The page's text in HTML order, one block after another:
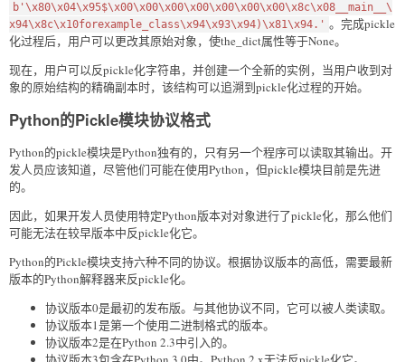
b'\x80\x04\x95$\x00\x00\x00\x00\x00\x00\x00\x8c\x08__main__\
x94\x8c\x10forexample_class\x94\x93\x94)\x81\x94.' 。完成pickle
化过程后，用户可以更改其原始对象，使the_dict属性等于None。
现在，用户可以反pickle化字符串，并创建一个全新的实例，当用户收到对
象的原始结构的精确副本时，该结构可以追溯到pickle化过程的开始。
Python的Pickle模块协议格式
Python的pickle模块是Python独有的，只有另一个程序可以读取其输出。开
发人员应该知道，尽管他们可能在使用Python，但pickle模块目前是先进
的。
因此，如果开发人员使用特定Python版本对对象进行了pickle化，那么他们
可能无法在较早版本中反pickle化它。
Python的Pickle模块支持六种不同的协议。根据协议版本的高低，需要最新
版本的Python解释器来反pickle化。
协议版本0是最初的发布版。与其他协议不同，它可以被人类读取。
协议版本1是第一个使用二进制格式的版本。
协议版本2是在Python 2.3中引入的。